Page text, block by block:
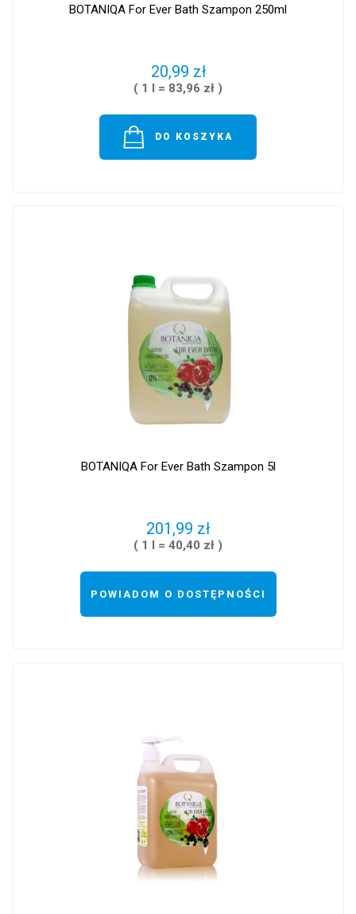
BOTANIQA For Ever Bath Szampon 250ml
20,99 zł
( 1 l = 83,96 zł )
DO KOSZYKA
BOTANIQA For Ever Bath Szampon 5l
201,99 zł
( 1 l = 40,40 zł )
POWIADOM O DOSTĘPNOŚCI